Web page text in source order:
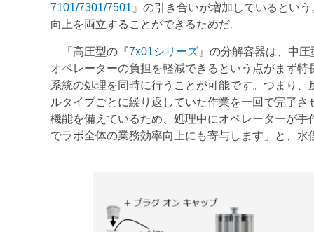
7101/7301/7501 』の引き合いが増加しているとい
向上を両立することができるためだ。
「高圧型の『7x01シリーズ 』の分解容器は、中
オペレーターの負担を軽減できるという点がまず
系統の処理を同時に行うことが可能です。つまり
ルタイプごとに繰り返していた作業を一回で完了
機能を備えているため、処理中にオペレーターが
でラボ全体の業務効率向上にも寄与します」と、